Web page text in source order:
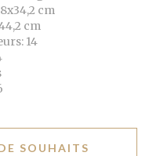
cm
cm
14
SOUHAITS